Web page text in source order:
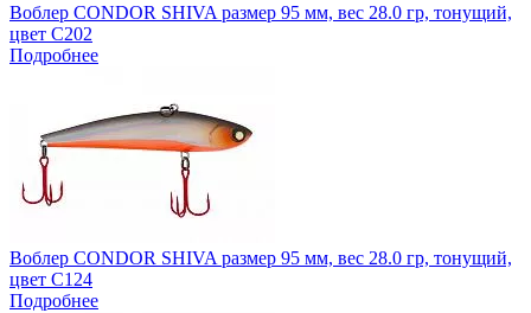
Воблер CONDOR SHIVA размер 95 мм, вес 28.0 гр, тонущий,
цвет C202
Подробнее
Воблер CONDOR SHIVA размер 95 мм, вес 28.0 гр, тонущий,
цвет C124
Подробнее